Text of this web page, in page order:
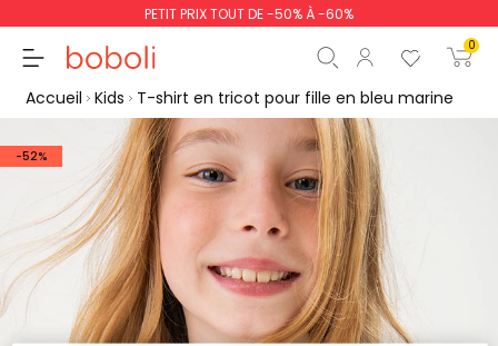
PETIT PRIX TOUT DE -50% À -60%
0
Sous-total
Total
poursuit Commencer la
Accueil Kids T-shirt en tricot pour fille en bleu marine
-52%